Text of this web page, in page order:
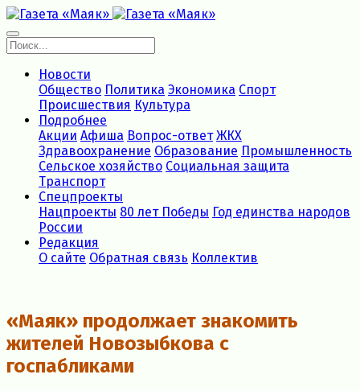
Новости
Общество Политика Экономика Спорт
Происшествия Культура
Подробнее
Акции Афиша Вопрос-ответ ЖКХ
Здравоохранение Образование Промышленность
Сельское хозяйство Социальная защита
Транспорт
Спецпроекты
Нацпроекты 80 лет Победы Год единства народов
России
Редакция
О сайте Обратная связь Коллектив
«Маяк» продолжает знакомить
жителей Новозыбкова с
госпабликами